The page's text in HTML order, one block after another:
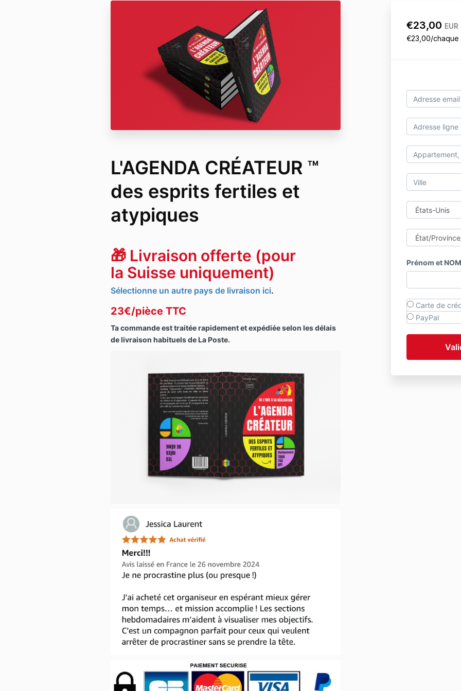
€23,00 EUR
€23,00/chaque
Prénom et NOM
Carte de
PayPal
L'AGENDA CRÉATEUR ™️
des esprits fertiles et
atypiques
🎁 Livraison offerte (pour
la Suisse uniquement)
Sélectionne un autre pays de livraison ici.
23€/pièce TTC
Ta commande est traitée rapidement et expédiée selon les délais
de livraison habituels de La Poste.